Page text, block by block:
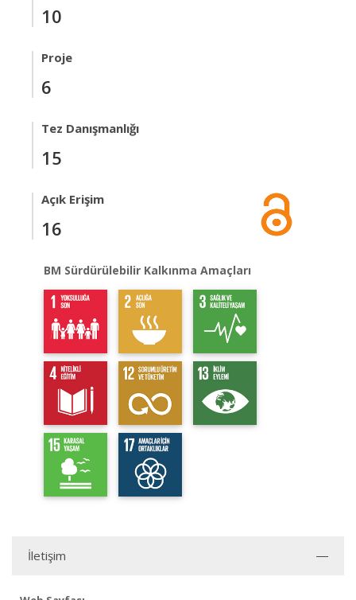
10
Proje
6
Tez Danışmanlığı
15
Açık Erişim
16
BM Sürdürülebilir Kalkınma Amaçları
İletişim